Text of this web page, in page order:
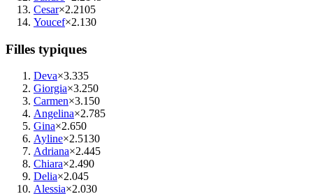
Cesar×2.2105
Youcef×2.130
Filles typiques
Deva×3.335
Giorgia×3.250
Carmen×3.1 50
Angelina×2.785
Gina×2.650
Ayline×2.5130
Adriana×2.445
Chiara×2.490
Delia×2.045
Alessia×2.030